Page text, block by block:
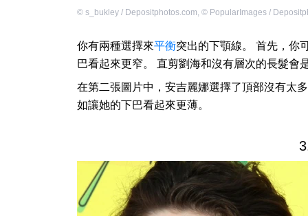
© s_bukley / Depositphotos.com, © PopularImages /
你有兩種選擇來平衡突出的下顎線。 首先，你
巴看起來更窄。 直剪劉海和沒有層次的長髮會
在第二張圖片中，安吉麗娜選擇了頂部沒有太
如讓她的下巴看起來更薄。